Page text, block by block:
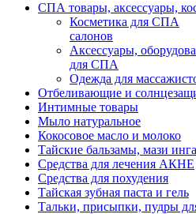
СПА товары, аксессуары,
Косметика для СПА
салонов
Аксессуары,
для СПА
Одежда для
Отбеливающие и
Интимные товары
Мыло натуральное
Кокосовое масло и молоко
Тайские бальзамы, мази
Средства для лечения АКНЕ
Средства для похудения
Тайская зубная паста и гель
Тальки, присыпки, пудры